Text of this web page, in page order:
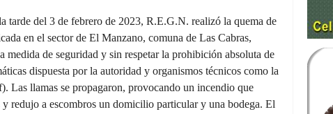
tarde del 3 de febrero de 2023, R.E.G.N. realizó la quema de
en el sector de El Manzano, comuna de Las Cabras,
medida de seguridad y sin respetar la prohibición absoluta de
dispuesta por la autoridad y organismos técnicos como la
Las llamas se propagaron, provocando un incendio que
redujo a escombros un domicilio particular y una bodega. El